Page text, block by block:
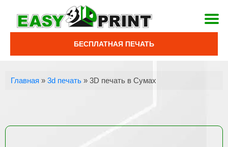
БЕСПЛАТНАЯ ПЕЧАТЬ
Главная »3d печать »3D печать в Сумах